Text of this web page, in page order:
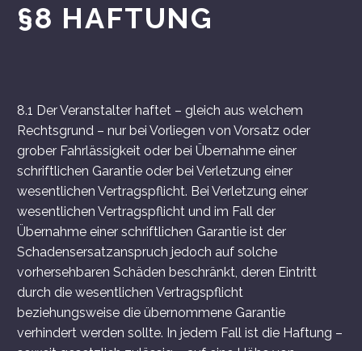
§8 HAFTUNG
8.1 Der Veranstalter haftet – gleich aus welchem
Rechtsgrund – nur bei Vorliegen von Vorsatz oder
grober Fahrlässigkeit oder bei Übernahme einer
schriftlichen Garantie oder bei Verletzung einer
wesentlichen Vertragspflicht. Bei Verletzung einer
wesentlichen Vertragspflicht und im Fall der
Übernahme einer schriftlichen Garantie ist der
Schadensersatzanspruch jedoch auf solche
vorhersehbaren Schäden beschränkt, deren Eintritt
durch die wesentlichen Vertragspflicht
beziehungsweise die übernommene Garantie
verhindert werden sollte. In jedem Fall ist die Haftung –